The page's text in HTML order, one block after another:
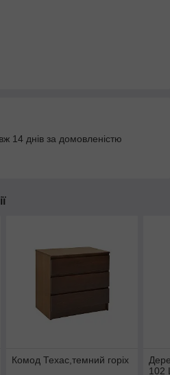
14 днів за домовленістю
Комод Техас,темний горіх
102